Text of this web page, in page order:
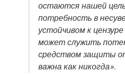
остаются нашей
потребность в
устойчивом к
может служить
средством защиты
важна как никогда».